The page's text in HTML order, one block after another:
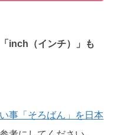
inch（インチ）」も
事「そろばん」を日本